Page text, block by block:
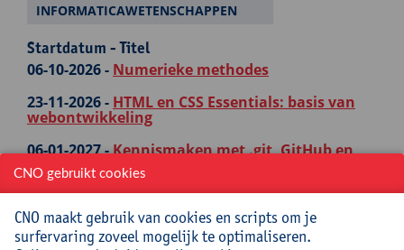
INFORMATICAWETENSCHAPPEN
Startdatum - Titel
06-10-2026 - Numerieke methodes
23-11-2026 - HTML en CSS Essentials: basis van
webontwikkeling
06-01-2027 -Kennismaken met .git, GitHub en
GitHub Classroom
11-01-2027 -Bootstrap Essentials: de basis van
responsief webdesign
14-01-2027 -Power BI: creëer je eigen visueel
CNO gebruikt cookies
CNO maakt gebruik van cookies en scripts om je
surfervaring zoveel mogelijk te optimaliseren.